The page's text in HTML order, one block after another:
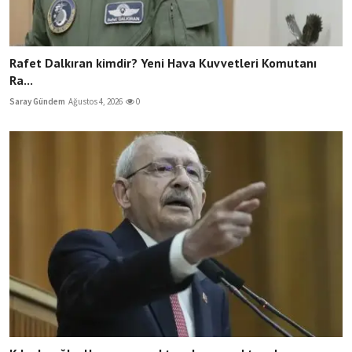
Rafet Dalkıran kimdir? Yeni Hava Kuvvetleri Komutanı
Ra...
Saray Gündem Ağustos 4, 2026 0